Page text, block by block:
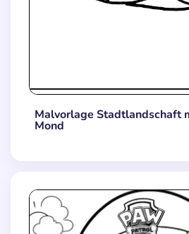
Malvorlage Stadtlandschaft
Mond